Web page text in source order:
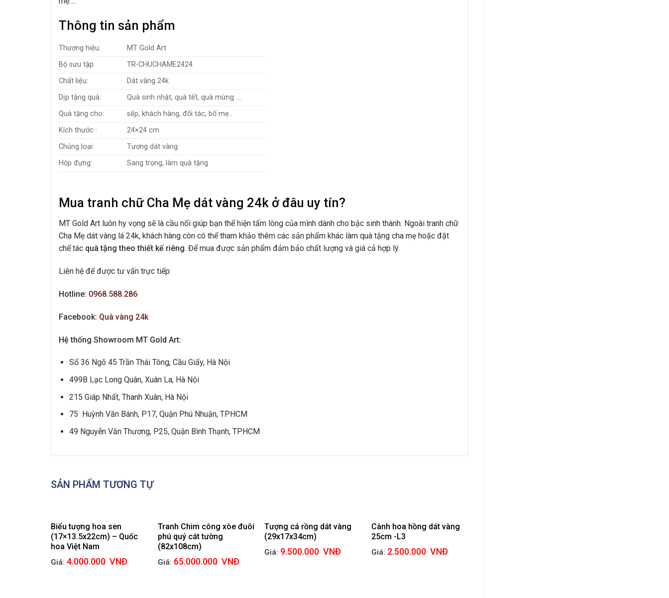
Thông tin sản phẩm
Thương hiệu:
MT Gold Art
Bộ sưu tập:
TR-CHUCHAME2424
Chất liệu:
Dát vàng 24k
Dịp tặng quà:
Quà sinh nhật, quà tết, quà mừng ….
Quà tặng cho:
sếp, khách hàng, đối tác, bố mẹ..
Kích thước :
24×24 cm
Chủng loại:
Tượng dát vàng
Hộp đựng:
Sang trọng, làm quà tặng
Mua tranh chữ Cha Mẹ dát vàng 24k ở đâu uy tín?
MT Gold Art luôn hy vọng sẽ là cầu nối giúp bạn thể hiện tấm lòng của mình dành cho bậc sinh thành. Ngoài tranh chữ
Cha Mẹ dát vàng lá 24k, khách hàng còn có thể tham khảo thêm các sản phẩm khác làm quà tặng cha mẹ hoặc đặt
chế tác quà tặng theo thiết kế riêng. Để mua được sản phẩm đảm bảo chất lượng và giá cả hợp lý.
Liên hệ để được tư vấn trực tiếp:
Hotline: 0968.588.286
Facebook: Quà vàng 24k
Hệ thống Showroom MT Gold Art:
Số 36 Ngõ 45 Trần Thái Tông, Cầu Giấy, Hà Nội
499B Lạc Long Quân, Xuân La, Hà Nội
215 Giáp Nhất, Thanh Xuân, Hà Nội
75 Huỳnh Văn Bánh, P17, Quận Phú Nhuận, TPHCM
49 Nguyễn Văn Thương, P25, Quận Bình Thạnh, TPHCM
SẢN PHẨM TƯƠNG TỰ
Biểu tượng hoa sen
(17×13.5x22cm) – Quốc
hoa Việt Nam
Giá: 4.000.000 VNĐ
Tranh Chim công xòe đuôi
phú quý cát tường
(82x108cm)
Giá: 65.000.000 VNĐ
Tượng cá rồng dát vàng
(29x17x34cm)
Giá: 9.500.000 VNĐ
Cành hoa hồng dát vàng
25cm -L3
Giá: 2.500.000 VNĐ